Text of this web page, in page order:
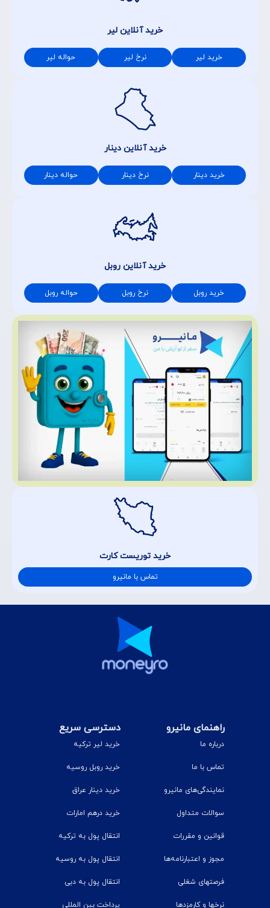
خرید آنلاین لیر
خرید لیر نرخ لیر حواله لیر
خرید آنلاین دینار
خرید دینار نرخ دینار حواله دینار
خرید آنلاین روبل
خرید روبل نرخ روبل حواله روبل
خرید توریست کارت
تماس با مانیرو
راهنمای مانیرو
درباره ما
تماس با ما
نمایندگی‌های مانیرو
سوالات متداول
قوانین و مقررات
مجوز و اعتبارنامه‌ها
فرصتهای شغلی
نرخ‎ها و کارمزدها
دسترسی سریع
خرید لیر ترکیه
خرید روبل روسیه
خرید دینار عراق
خرید درهم امارات
انتقال پول به ترکیه
انتقال پول به روسیه
انتقال پول به دبی
پرداخت بین المللی